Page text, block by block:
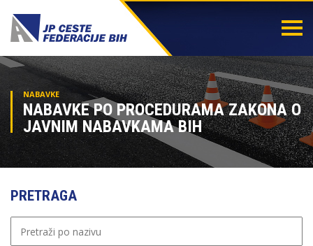
NABAVKE
NABAVKE PO PROCEDURAMA ZAKONA O
JAVNIM NABAVKAMA BIH
PRETRAGA